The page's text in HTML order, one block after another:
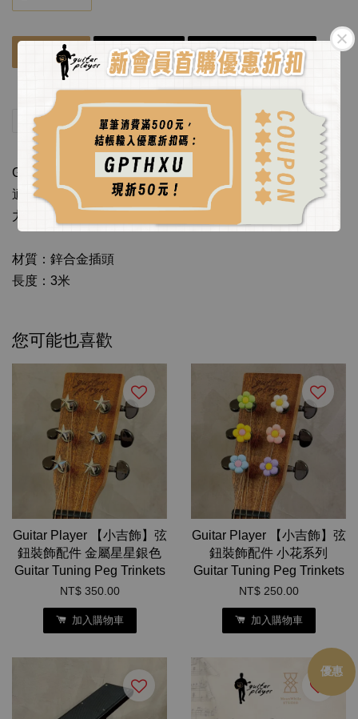
立即購買 加入購物車 Add to wishlist
分享 Tweet Pin it
Guitar Player 6.35公轉卡農母XLR，3米鋅合金麥克風線，
適合工作室、現場聲音的應用。適用於儀器、PA或連接動
力與平衡XLR插座活動。
材質：鋅合金插頭
長度：3米
您可能也喜歡
Guitar Player 【小吉飾】弦
鈕裝飾配件 金屬星星銀色
Guitar Tuning Peg Trinkets
NT$ 350.00
加入購物車
Guitar Player 【小吉飾】弦
鈕裝飾配件 小花系列
Guitar Tuning Peg Trinkets
NT$ 250.00
加入購物車
優惠